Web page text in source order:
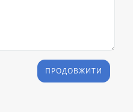
ПРОДОВЖИТИ